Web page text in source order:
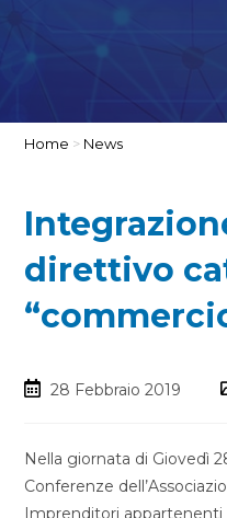
Home > News
direttivo
28 Febbraio 2019
Nella giornata di Giovedì
Conferenze
Imprenditori appartenenti